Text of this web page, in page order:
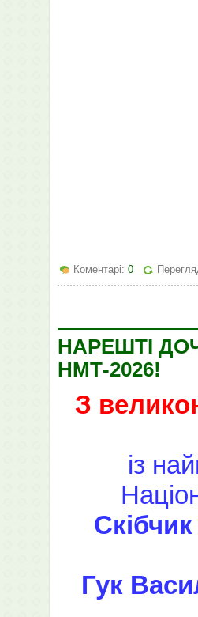
Коментарі: 0
НАРЕШТІ
НМТ-2026!
З
із
Гук